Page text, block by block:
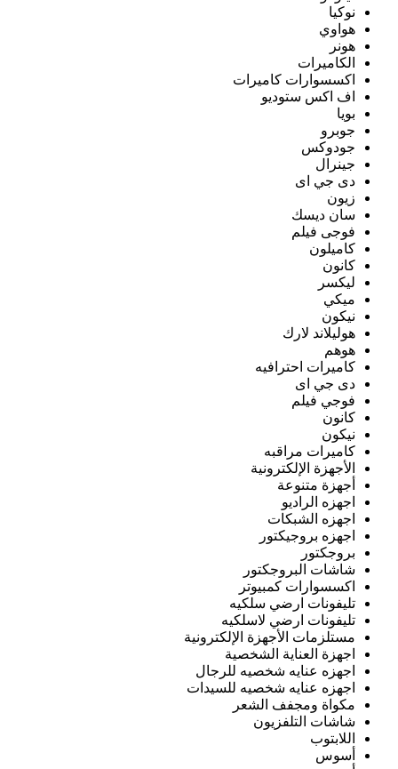
نوكيا
هواوي
هونر
الكاميرات
اكسسوارات كاميرات
اف اكس ستوديو
بويا
جوبرو
جودوكس
جينرال
دى جي اى
زيون
سان ديسك
فوجى فيلم
كاميلون
كانون
ليكسر
ميكي
نيكون
هوليلاند لارك
هوهم
كاميرات احترافيه
دى جي اى
فوجي فيلم
كانون
نيكون
كاميرات مراقبه
الأجهزة الإلكترونية
أجهزة متنوعة
اجهزه الراديو
اجهزه الشبكات
اجهزه بروجيكتور
بروجكتور
شاشات البروجكتور
اكسسوارات كمبيوتر
تليفونات ارضي سلكيه
تليفونات ارضي لاسلكيه
مستلزمات الأجهزة الإلكترونية
اجهزة العناية الشخصية
اجهزه عنايه شخصيه للرجال
اجهزه عنايه شخصيه للسيدات
مكواة ومجفف الشعر
شاشات التلفزيون
اللابتوب
أسوس